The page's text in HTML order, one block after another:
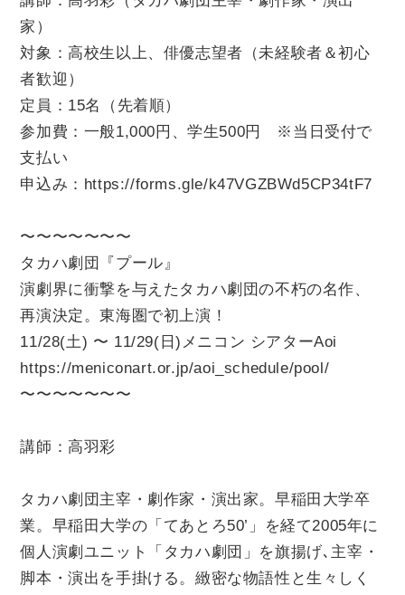
家）
対象：高校生以上、俳優志望者（未経験者＆初心
者歓迎）
定員：15名（先着順）
参加費：一般1,000円、学生500円 ※当日受付で
支払い
申込み： https://forms.gle/k47VGZBWd5CP34tF7
〜〜〜〜〜〜〜
タカハ劇団『プール』
演劇界に衝撃を与えたタカハ劇団の不朽の名作、
再演決定。東海圏で初上演！
11/28(土) 〜 11/29(日)メニコン シアターAoi
https://meniconart.or.jp/aoi_schedule/pool/
〜〜〜〜〜〜〜
講師：高羽彩
タカハ劇団主宰・劇作家・演出家。早稲田大学卒
業。早稲田大学の「てあとろ50’」を経て2005年に
個人演劇ユニット「タカハ劇団」を旗揚げ､主宰・
脚本・演出を手掛ける。緻密な物語性と生々しく